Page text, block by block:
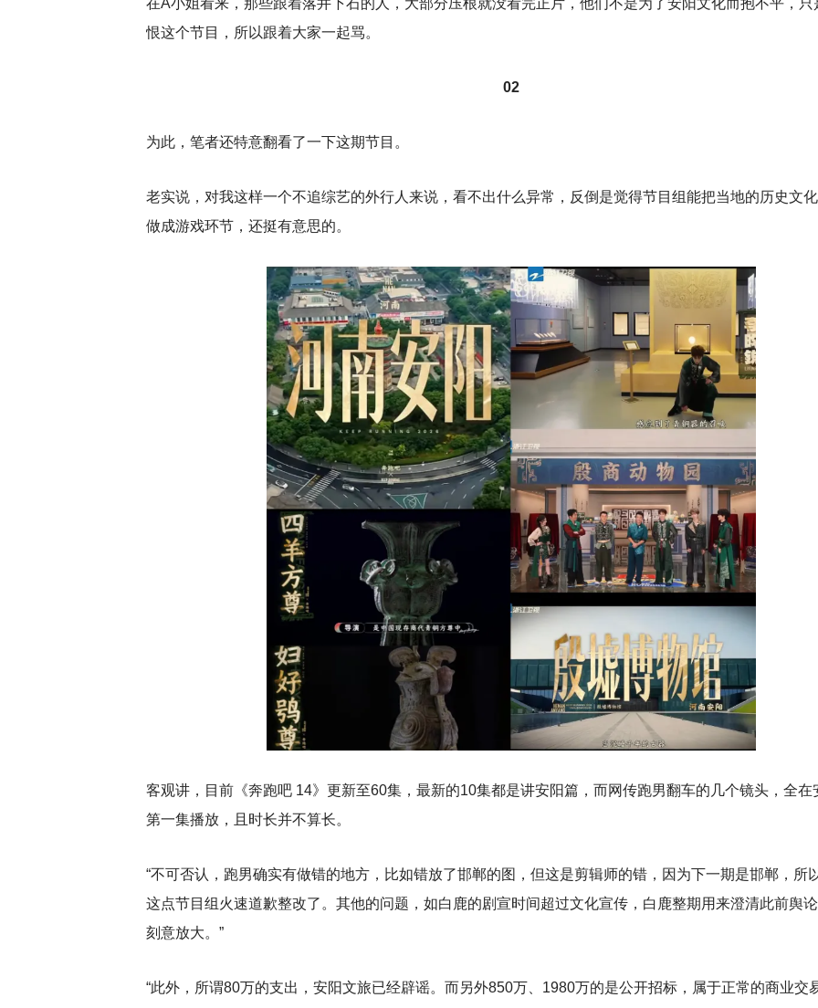
在A小姐看来，那些跟着落井下石的人，大部分压根就没看完正片，他们不是为了安阳文化而抱不平，只
恨这个节目，所以跟着大家一起骂。
02
为此，笔者还特意翻看了一下这期节目。
老实说，对我这样一个不追综艺的外行人来说，看不出什么异常，反倒是觉得节目组能把当地的历史文化
做成游戏环节，还挺有意思的。
客观讲，目前《奔跑吧 14》更新至60集，最新的10集都是讲安阳篇，而网传跑男翻车的几个镜头，全在
第一集播放，且时长并不算长。
“不可否认，跑男确实有做错的地方，比如错放了邯郸的图，但这是剪辑师的错，因为下一期是邯郸，所
这点节目组火速道歉整改了。其他的问题，如白鹿的剧宣时间超过文化宣传，白鹿整期用来澄清此前舆
刻意放大。”
“此外，所谓80万的支出，安阳文旅已经辟谣。而另外850万、1980万的是公开招标，属于正常的商业交